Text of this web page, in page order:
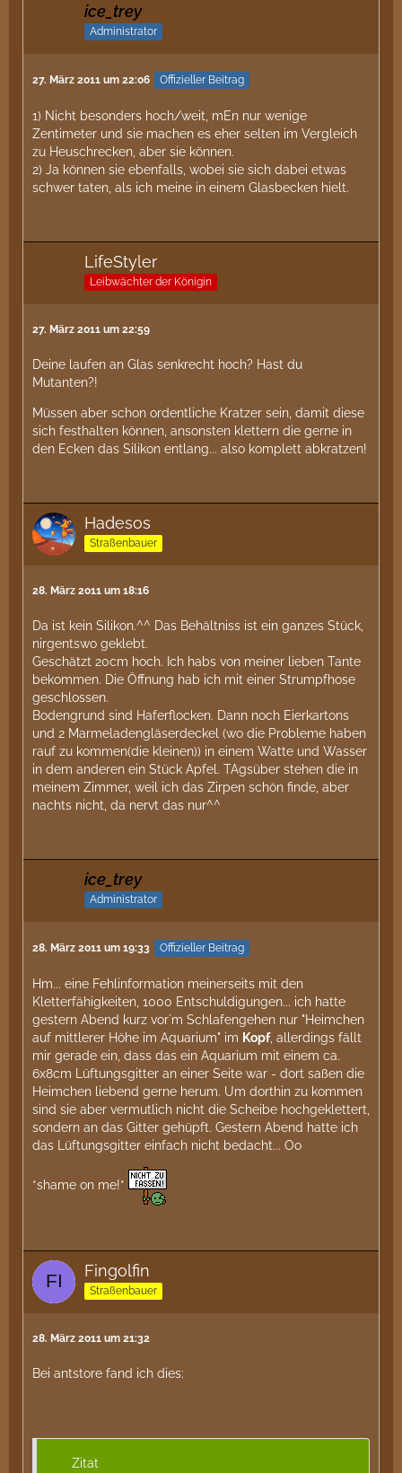
ice_trey
Administrator
27. März 2011 um 22:06 Offizieller Beitrag
1) Nicht besonders hoch/weit, mEn nur wenige
Zentimeter und sie machen es eher selten im Vergleich
zu Heuschrecken, aber sie können.
2) Ja können sie ebenfalls, wobei sie sich dabei etwas
schwer taten, als ich meine in einem Glasbecken hielt.
LifeStyler
Leibwächter der Königin
27. März 2011 um 22:59
Deine laufen an Glas senkrecht hoch? Hast du
Mutanten?!
Müssen aber schon ordentliche Kratzer sein, damit diese
sich festhalten können, ansonsten klettern die gerne in
den Ecken das Silikon entlang... also komplett abkratzen!
Hadesos
Straßenbauer
28. März 2011 um 18:16
Da ist kein Silikon.^^ Das Behältniss ist ein ganzes Stück,
nirgentswo geklebt.
Geschätzt 20cm hoch. Ich habs von meiner lieben Tante
bekommen. Die Öffnung hab ich mit einer Strumpfhose
geschlossen.
Bodengrund sind Haferflocken. Dann noch Eierkartons
und 2 Marmeladengläserdeckel (wo die Probleme haben
rauf zu kommen(die kleinen)) in einem Watte und Wasser
in dem anderen ein Stück Apfel. TAgsüber stehen die in
meinem Zimmer, weil ich das Zirpen schön finde, aber
nachts nicht, da nervt das nur^^
ice_trey
Administrator
28. März 2011 um 19:33 Offizieller Beitrag
Hm... eine Fehlinformation meinerseits mit den
Kletterfähigkeiten, 1000 Entschuldigungen... ich hatte
gestern Abend kurz vor´m Schlafengehen nur "Heimchen
auf mittlerer Höhe im Aquarium" im Kopf, allerdings fällt
mir gerade ein, dass das ein Aquarium mit einem ca.
6x8cm Lüftungsgitter an einer Seite war - dort saßen die
Heimchen liebend gerne herum. Um dorthin zu kommen
sind sie aber vermutlich nicht die Scheibe hochgeklettert,
sondern an das Gitter gehüpft. Gestern Abend hatte ich
das Lüftungsgitter einfach nicht bedacht... Oo
*shame on me!*
Fingolfin
Straßenbauer
28. März 2011 um 21:32
Bei antstore fand ich dies:
Zitat